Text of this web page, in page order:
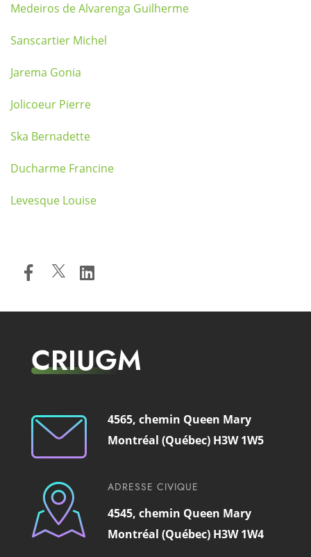
Medeiros de Alvarenga Guilherme
Sanscartier Michel
Jarema Gonia
Jolicoeur Pierre
Ska Bernadette
Ducharme Francine
Levesque Louise
CRIUGM
4565, chemin Queen Mary
Montréal (Québec) H3W 1W5
ADRESSE CIVIQUE
4545, chemin Queen Mary
Montréal (Québec) H3W 1W4